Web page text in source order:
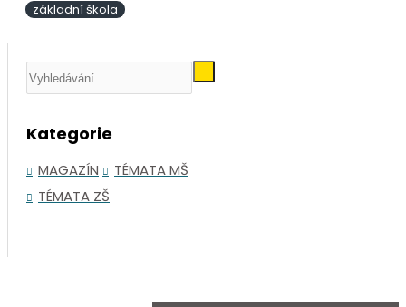
základní škola
Kategorie
MAGAZÍN
TÉMATA MŠ
TÉMATA ZŠ